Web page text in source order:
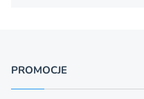
PROMOCJE